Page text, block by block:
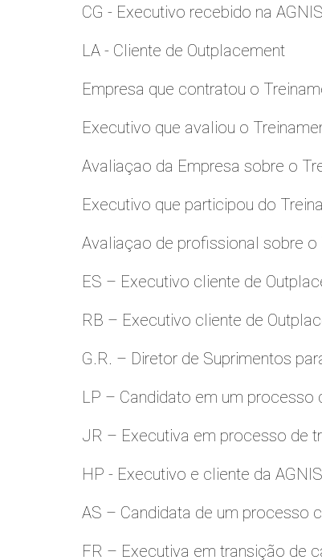
CG - Executivo recebido na
LA - Cliente de Outplacement
Empresa que contratou o
Executivo que avaliou o
Avaliaçao da Empresa sobre o
Executivo que participou do
Avaliaçao de profissional sobre
ES – Executivo cliente de
RB – Executivo cliente de
G.R. – Diretor de Suprimentos
LP – Candidato em um processo
JR – Executiva em processo de
HP - Executivo e cliente da AGNIS
AS – Candidata de um processo
FR – Executiva em transição de